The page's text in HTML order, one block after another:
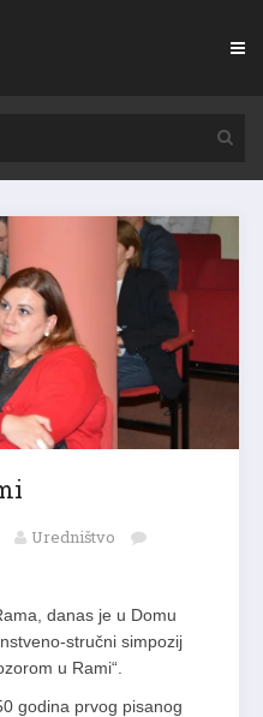
Uredništvo
danas je u Domu
stručni simpozij
u Rami“.
godina prvog pisanog